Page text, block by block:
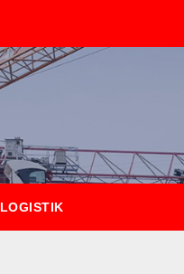
LOGISTIK